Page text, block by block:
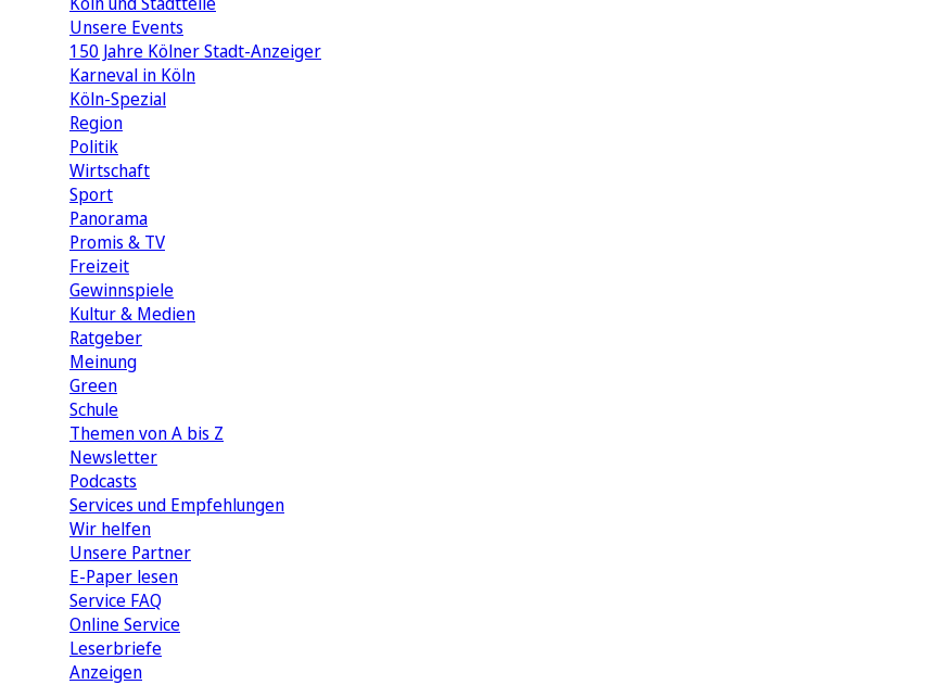
Unsere Events
150 Jahre Kölner Stadt-Anzeiger
Karneval in Köln
Köln-Spezial
Region
Politik
Wirtschaft
Sport
Panorama
Promis & TV
Freizeit
Gewinnspiele
Kultur & Medien
Ratgeber
Meinung
Green
Schule
Themen von A bis Z
Newsletter
Podcasts
Services und Empfehlungen
Wir helfen
Unsere Partner
E-Paper lesen
Service FAQ
Online Service
Leserbriefe
Anzeigen